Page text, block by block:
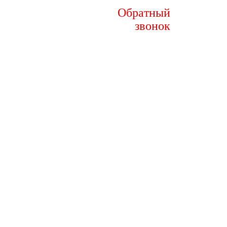
Обратный
звонок